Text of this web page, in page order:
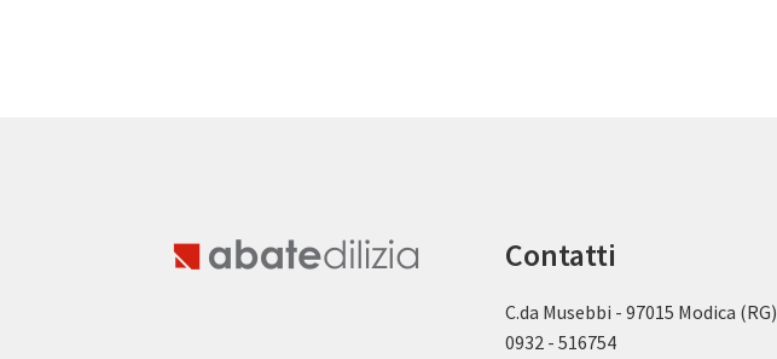
Contatti
C.da Musebbi - 97015 Modica (RG)
0932 - 516754